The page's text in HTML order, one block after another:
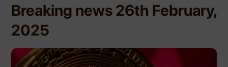
Breaking news 26th February,
2025